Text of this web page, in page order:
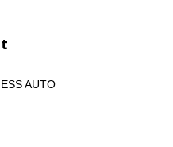
AUTO